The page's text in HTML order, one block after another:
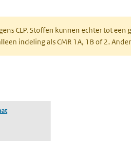
CLP. Stoffen kunnen echter tot
indeling als CMR 1A, 1B of 2.